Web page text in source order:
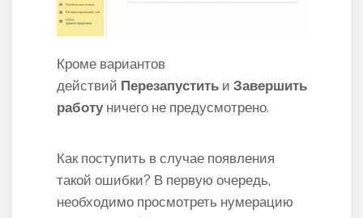
Кроме вариантов
действий Перезапустить и Завершить
работуничего не предусмотрено.
Как поступить в случае появления
такой ошибки? В первую очередь,
необходимо просмотреть нумерацию